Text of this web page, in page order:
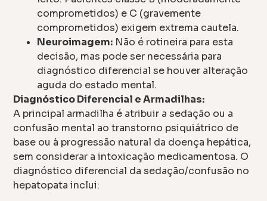
comprometidos) e C (gravemente
comprometidos) exigem extrema cautela.
Neuroimagem: Não é rotineira para esta
decisão, mas pode ser necessária para
diagnóstico diferencial se houver alteração
aguda do estado mental.
Diagnóstico Diferencial e Armadilhas:
A principal armadilha é atribuir a sedação ou a
confusão mental ao transtorno psiquiátrico de
base ou à progressão natural da doença hepática,
sem considerar a intoxicação medicamentosa. O
diagnóstico diferencial da sedação/confusão no
hepatopata inclui: